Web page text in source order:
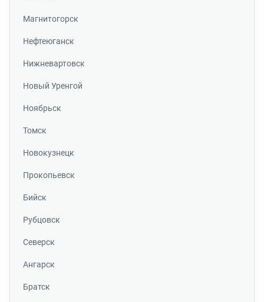
Магнитогорск
Нефтеюганск
Нижневартовск
Новый Уренгой
Ноябрьск
Томск
Новокузнецк
Прокопьевск
Бийск
Рубцовск
Северск
Ангарск
Братск